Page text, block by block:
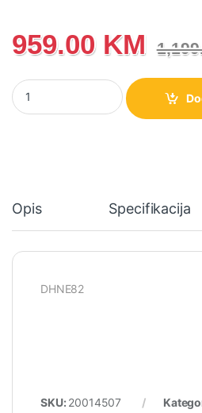
959.00 KM
DHNE82 Gorenje G200 Sušilica
Opis Specifikacija
DHNE82
SKU: 20014507